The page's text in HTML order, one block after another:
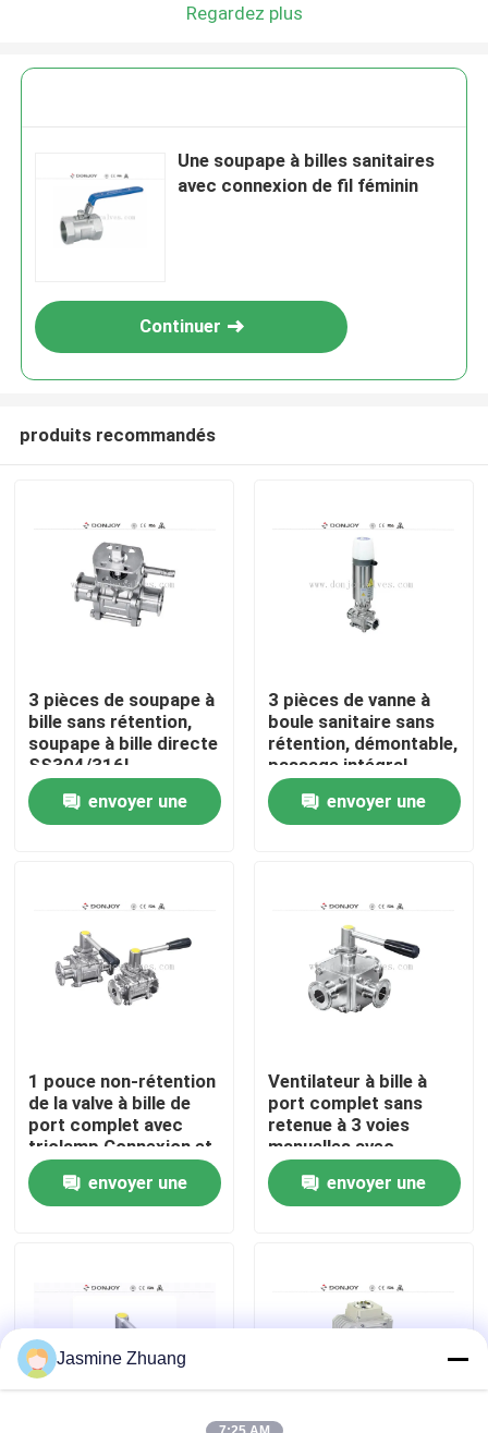
À la maison
vidéos
À propos de nous
Visite de l'usine
Contrôle de la qualité
Nouvelles
Demandez un devis
Soupape à diaphragme sanitaire
Regardez plus
Une soupape à billes sanitaires
avec connexion de fil féminin
Continuer
produits recommandés
3 pièces de soupape à
bille sans rétention,
soupape à bille directe
SS304/316L
envoyer une
3 pièces de vanne à
boule sanitaire sans
rétention, démontable,
passage intégral,
SS316L, 2 POUCES
envoyer une
1 pouce non-rétention
de la valve à bille de
port complet avec
triclamp Connexion et
montage ISO
envoyer une
Ventilateur à bille à
port complet sans
retenue à 3 voies
manuelles avec
poignée en plastique
envoyer une
Jasmine Zhuang